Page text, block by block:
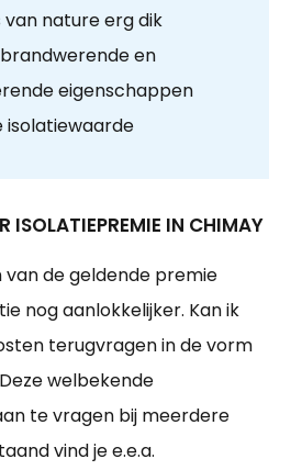
nature erg dik
en
eigenschappen
ISOLATIEPREMIE IN CHIMAY
de geldende premie
nog aanlokkelijker. Kan ik
terugvragen in de vorm
welbekende
te vragen bij meerdere
vind je e.e.a.